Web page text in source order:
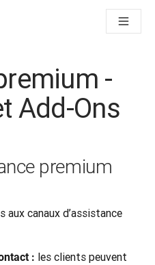
nouveaux processus
localisation qui automatise
dans l'IA linguistique pour
DeepL
-
Add-Ons
premium
aux canaux d’assistance
: les clients peuvent